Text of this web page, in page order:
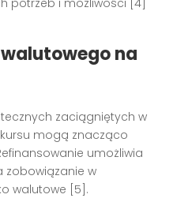
potrzeb i możliwości [4]
na
zaciągniętych w
mogą znacząco
umożliwia
zobowiązanie w
walutowe [5].